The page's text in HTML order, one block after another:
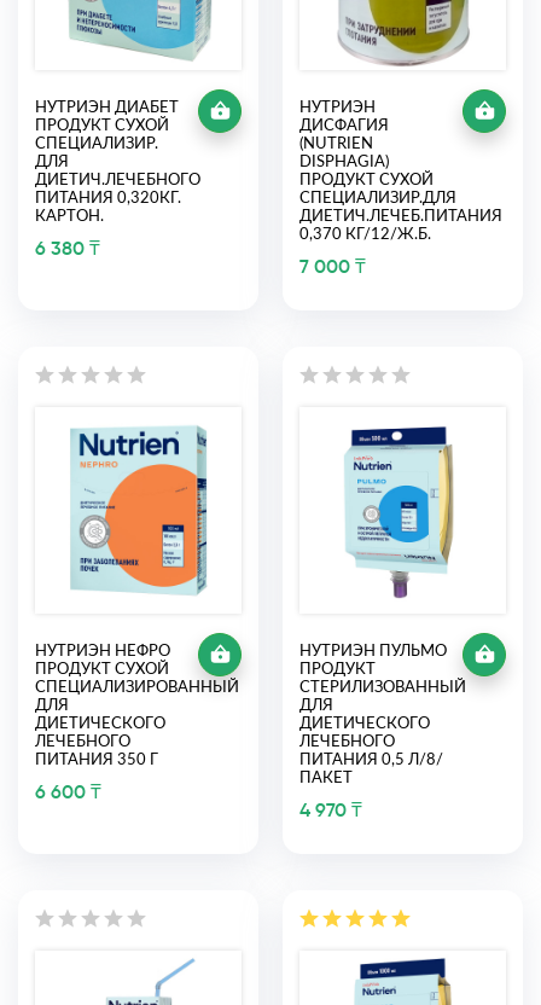
НУТРИЭН ДИАБЕТ
ПРОДУКТ СУХОЙ
СПЕЦИАЛИЗИР.
ДЛЯ
ДИЕТИЧ.ЛЕЧЕБНОГО
ПИТАНИЯ 0,320КГ.
КАРТОН.
6 380 ₸
НУТРИЭН
ДИСФАГИЯ
(NUTRIEN
DISPHAGIA)
ПРОДУКТ СУХОЙ
СПЕЦИАЛИЗИР.ДЛЯ
ДИЕТИЧ.ЛЕЧЕБ.ПИТАНИЯ
0,370 КГ/12/Ж.Б.
7 000 ₸
НУТРИЭН НЕФРО
ПРОДУКТ СУХОЙ
СПЕЦИАЛИЗИРОВАННЫЙ
ДЛЯ
ДИЕТИЧЕСКОГО
ЛЕЧЕБНОГО
ПИТАНИЯ 350 Г
6 600 ₸
НУТРИЭН ПУЛЬМО
ПРОДУКТ
СТЕРИЛИЗОВАННЫЙ
ДЛЯ
ДИЕТИЧЕСКОГО
ЛЕЧЕБНОГО
ПИТАНИЯ 0,5 Л/8/
ПАКЕТ
4 970 ₸